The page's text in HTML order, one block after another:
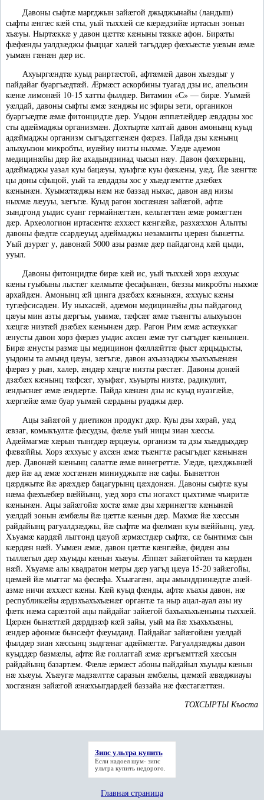
Давоны сыфтæ маргджын зайæгой джыджынайы (ландыш)
сыфты æнгæс кæй сты, уый тыххæй сæ кæрæдзийæ иртасын зонын
хъæуы. Ныртæккæ у давон цæттæ кæныны тæккæ афон. Бирæты
фæфæнды уалдзæджы фыццаг халæй тагъддæр фæхъæстæ уæвын æмæ
уымæн гæнæн дæр ис.
Ахуыргæндтæ куыд раиртæстой, афтæмæй давон хъæздыг у
пайдайаг буаргъæдтæй. Æрмæст аскорбины туагад дзы ис, апельсин
кæнæ лимонæй 10-15 хатты фылдæр. Витамин «С» — бирæ. Уымæй
уæлдай, давоны сыфты æмæ зæнджы ис эфиры зети, органикон
буаргъæдтæ æмæ фитонцидтæ дæр. Уыдон æппæтæйдæр æвдадзы хос
сты адæймаджы организмæн. Дохтыртæ хатгай давон амонынц куыд
адæймаджы организм сыгъдæггæнæн фæрæз. Пайда дзы кæнынц
алыхуызон микробты, иуæйиу низты ныхмæ. Уæдæ адæмон
медицинæйы дæр йæ ахадындзинад чысыл нæу. Давон фæхæрынц,
адæймаджы уазал куы бацæуы, хуыфгæ куы фæкæны, уæд. Йæ зæнгтæ
цы доны сфыцой, уый та æвдадзы хос у хъæдгæмттæ дзæбæх
кæнынæн. Хуымæтæджы нæм нæ баззад ныхас, давон авд низы
ныхмæ лæууы, зæгъгæ. Куыд рагон хосгæнæн зайæгой, афтæ
зындгонд уыдис суанг гермайнæгтæн, кельтæгтæн æмæ ромæгтæн
дæр. Археологион иртасæнтæ æххæст кæнгæйæ, разхæххон Альпты
давоны фæдтæ ссардæуыд адæймаджы незаманты цæрæн бынæтты.
Уый дзурæг у, давонæй 5000 азы размæ дæр пайдагонд кæй цыди,
ууыл.
Давоны фитонцидтæ бирæ кæй ис, уый тыххæй хорз æххуыс
кæны гуыбыны лыстæг кæлмытæ фесафынæн, бæззы микробты ныхмæ
архайдæн. Амонынц æй цинга дзæбæх кæнынæн, æххуыс кæны
тугæфсисадæн. Иу ныхасæй, адæмон медицинæйы дзы пайдагонд
цæуы мин азты дæргъы, уыимæ, тæфсæг æмæ тъæнгты алыхуызон
хæцгæ низтæй дзæбæх кæнынæн дæр. Рагон Рим æмæ астæуккаг
æнусты давон хорз фæрæз уыдис ахсæн æмæ туг сыгъдæг кæнынæн.
Бирæ æнусты размæ цы медицинон фæллæйттæ фыст æрцыдысты,
уыдоны та амынд цæуы, зæгъгæ, давон ахъаззаджы хъахъхъæнæн
фæрæз у рын, халер, æндæр хæцгæ низты рæстæг. Давоны донæй
дзæбæх кæнынц тæфсæг, хуыфæг, хъуырты низтæ, радикулит,
æндыснæг æмæ æндæртæ. Пайда кæнæн дзы ис куыд нуазгæйæ,
хæргæйæ æмæ буар уымæй сæрдыны руаджы дæр.
Ацы зайæгой у диетикон продукт дæр. Куы дзы хæрай, уæд
æвзаг, комыкъултæ фæсудзы, фæлæ уый ницы зиан хæссы.
Адæймагмæ хæрын тынгдæр æрцæуы, организм та дзы хъæддыхдæр
фæвæййы. Хорз æххуыс у ахсæн æмæ тъæнгтæ расыгъдæг кæнынæн
дæр. Давонæй кæнынц салаттæ æмæ винегреттæ. Уæдæ, цæхджынæй
дæр йæ ад æмæ хосгæнæн миниуджытæ нæ сафы. Бынæттон
цæрджытæ йæ арæхдæр бацагурынц цæхдонæн. Давоны сыфтæ куы
нæма фæхъæбæр вæййынц, уæд хорз сты ногахст цыхтимæ чъиритæ
кæнынæн. Ацы зайæгойæ хостæ æмæ дзы хæринæгтæ кæнынæй
уæлдай зонын æмбæлы йæ цæттæ кæнын дæр. Махмæ йæ хæссын
райдайынц рагуалдзæджы, йæ сыфтæ ма фæлмæн куы вæййынц, уæд.
Хъуамæ кардæй лыггонд цæуой æрмæстдæр сыфтæ, сæ бынтимæ сын
кæрдæн нæй. Уымæн æмæ, давон цæттæ кæнгæйæ, фидæн азы
тыллæгыл дæр хъуыды кæнын хъæуы. Æппæт зайæгойтæн та кæрдæн
нæй. Хъуамæ алы квадратон метры дæр уагъд цæуа 15-20 зайæгойы,
цæмæй йæ мыггаг ма фесæфа. Хъыгагæн, ацы амынддзинæдтæ азæй-
азмæ ничи æххæст кæны. Кæй куыд фæнды, афтæ къахы давон, нæ
республикæйы æрдзхъахъхъæнæг органтæ та ныр ацал-ауал азы иу
фæтк нæма сарæзтой ацы пайдайаг зайæгой бахъахъхъæныны тыххæй.
Цæрæн бынæттæй дæрддзæф кæй зайы, уый ма йæ хъахъхъæны,
æндæр афонмæ бынсæфт фæуыдаид. Пайдайаг зайæгойæн уæлдай
фылдæр зиан хæссынц зыдгæнаг адæймæгтæ. Рагуалдзæджы давон
куыддæр базмæлы, афтæ йæ голлаггай æмæ æргъæмттæй хæссын
райдайынц базартæм. Фæлæ æрмæст абоны пайдайыл хъуыды кæнын
нæ хъæуы. Хъæугæ мадзæлттæ саразын æмбæлы, цæмæй æвæджиауы
хосгæнæн зайæгой æнæхъыгдардæй баззайа нæ фæстагæттæн.
ТОХСЫРТЫ Къоста
Зипс ультра купить
Если надоел шум- зипс
ультра купитьнедорого.
Главная страница